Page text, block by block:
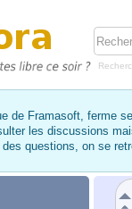
de Framasoft, ferme
les discussions
questions, on se